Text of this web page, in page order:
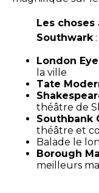
Les
Southwark:
London Eye
la ville
Tate
théâtre de
Southbank
théâtre et
Balade le
Borough
meilleurs